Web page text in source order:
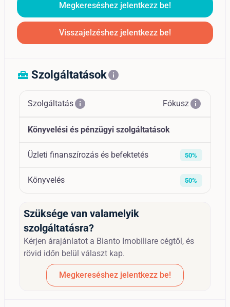
Megkereséshez jelentkezz be!
Visszajelzéshez jelentkezz be!
home_repair_service Szolgáltatásokinfo
Szolgáltatásinfo Fókuszinfo
Könyvelési és pénzügyi szolgáltatások
Üzleti finanszírozás és befektetés 50%
Könyvelés 50%
Szüksége van valamelyik
szolgáltatásra?
Kérjen árajánlatot a Bianto Imobiliare cégtől, és
rövid időn belül választ kap.
Megkereséshez jelentkezz be!